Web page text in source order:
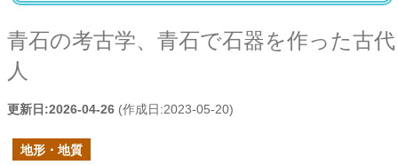
青石の考古学、青石で石器を作った古代
人
更新日:2026-04-26 (作成日:2023-05-20)
地形・地質